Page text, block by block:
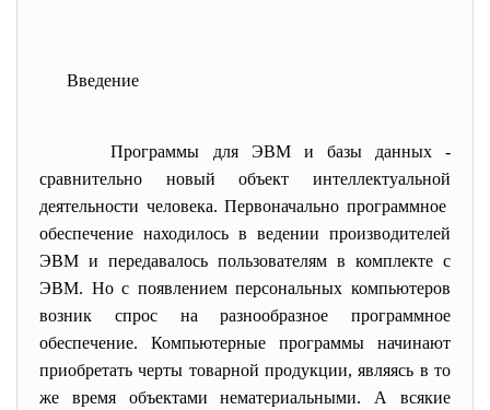
Введение
Программы для ЭВМ и базы данных -
сравнительно новый объект интеллектуальной
деятельности человека. Первоначально программное
обеспечение находилось в ведении производителей
ЭВМ и передавалось пользователям в комплекте с
ЭВМ. Но с появлением персональных компьютеров
возник спрос на разнообразное программное
обеспечение. Компьютерные программы начинают
приобретать черты товарной продукции, являясь в то
же время объектами нематериальными. А всякие